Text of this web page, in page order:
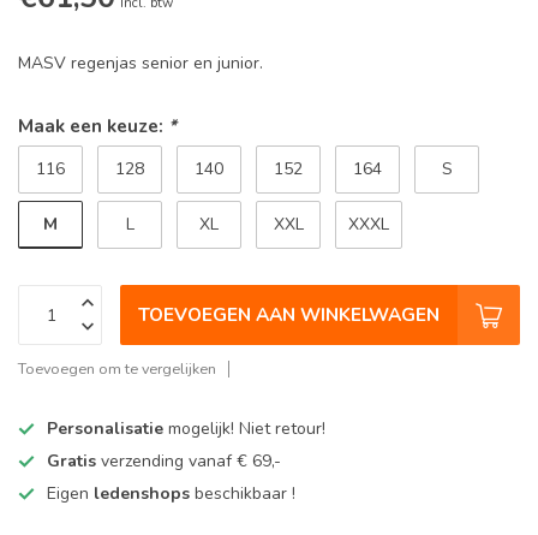
MASV regenjas senior en junior.
Maak een keuze: *
116 128 140 152 164 S
M L XL XXL XXXL
TOEVOEGEN AAN WINKELWAGEN
Toevoegen om te vergelijken
Personalisatie mogelijk! Niet retour!
Gratis verzending vanaf € 69,-
Eigen ledenshops beschikbaar !